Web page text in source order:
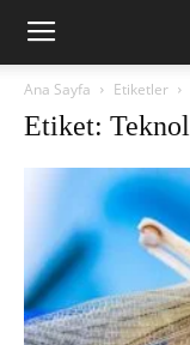
Ana Sayfa Etiketler
Etiket: